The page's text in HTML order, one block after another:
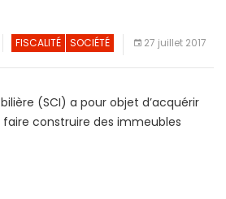
FISCALITÉ SOCIÉTÉ 27 juillet 2017
(SCI) a pour objet d’acquérir
construire des immeubles